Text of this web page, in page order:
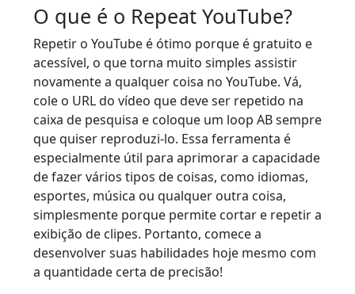
O que é o Repeat YouTube?
Repetir o YouTube é ótimo porque é gratuito e
acessível, o que torna muito simples assistir
novamente a qualquer coisa no YouTube. Vá,
cole o URL do vídeo que deve ser repetido na
caixa de pesquisa e coloque um loop AB sempre
que quiser reproduzi-lo. Essa ferramenta é
especialmente útil para aprimorar a capacidade
de fazer vários tipos de coisas, como idiomas,
esportes, música ou qualquer outra coisa,
simplesmente porque permite cortar e repetir a
exibição de clipes. Portanto, comece a
desenvolver suas habilidades hoje mesmo com
a quantidade certa de precisão!